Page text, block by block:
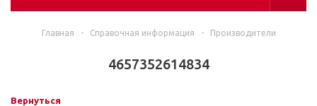
Главная - Справочная информация - Производители
4657352614834
Вернуться